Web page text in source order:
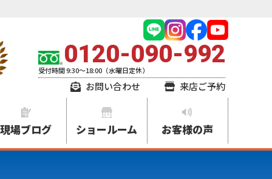
0120-090-992
受付時間 9:30～18:00（水曜日定休）
お問い合わせ 来店ご予約
現場ブログ ショールーム お客様の声